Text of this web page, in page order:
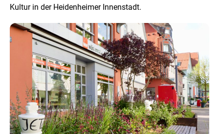
Kultur in der Heidenheimer Innenstadt.